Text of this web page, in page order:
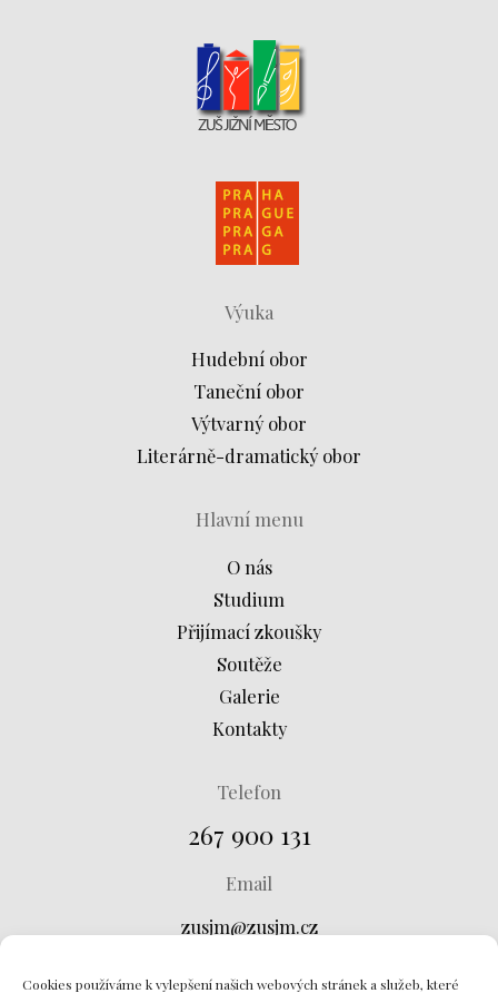
Cookies používáme k vylepšení našich webových stránek a služeb, které
Výuka
Hudební obor
Taneční obor
Výtvarný obor
Literárně-dramatický obor
Hlavní menu
O nás
Studium
Přijímací zkoušky
Soutěže
Galerie
Kontakty
Telefon
267 900 131
Email
zusjm@zusjm.cz
Adresa